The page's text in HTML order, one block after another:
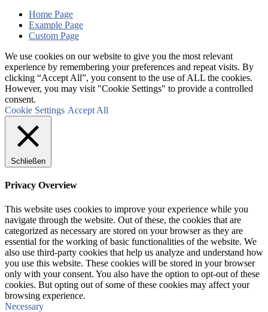
Home Page
Example Page
Custom Page
We use cookies on our website to give you the most relevant
experience by remembering your preferences and repeat visits. By
clicking “Accept All”, you consent to the use of ALL the cookies.
However, you may visit "Cookie Settings" to provide a controlled
consent.
Cookie Settings Accept All
Schließen
Privacy Overview
This website uses cookies to improve your experience while you
navigate through the website. Out of these, the cookies that are
categorized as necessary are stored on your browser as they are
essential for the working of basic functionalities of the website. We
also use third-party cookies that help us analyze and understand how
you use this website. These cookies will be stored in your browser
only with your consent. You also have the option to opt-out of these
cookies. But opting out of some of these cookies may affect your
browsing experience.
Necessary